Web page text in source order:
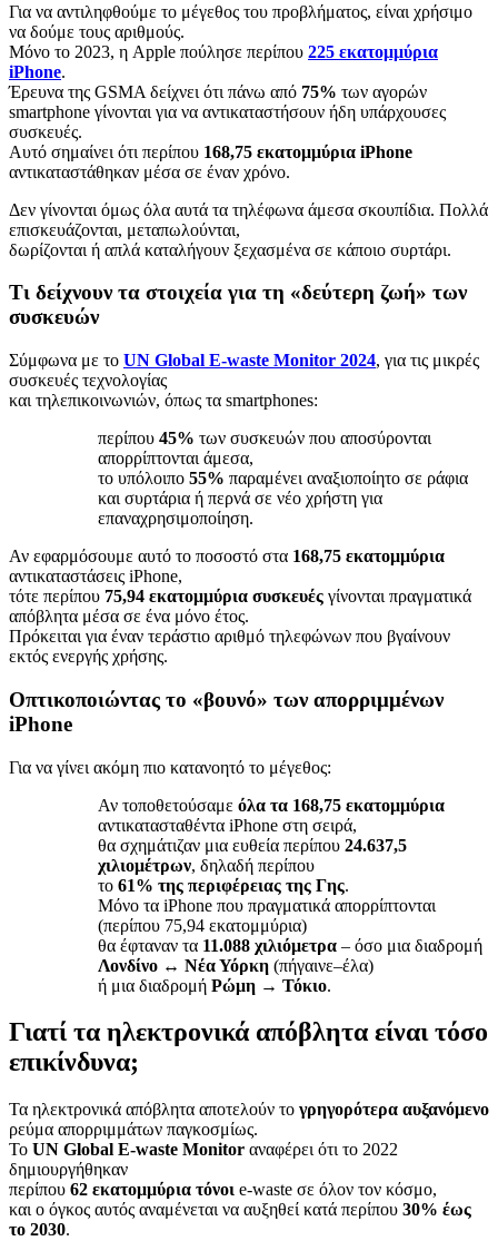
Για να αντιληφθούμε το μέγεθος του προβλήματος, είναι χρήσιμο
να δούμε τους αριθμούς.
Μόνο το 2023, η Apple πούλησε περίπου 225 εκατομμύρια
iPhone.
Έρευνα της GSMA δείχνει ότι πάνω από 75% των αγορών
smartphone γίνονται για να αντικαταστήσουν ήδη υπάρχουσες
συσκευές.
Αυτό σημαίνει ότι περίπου 168,75 εκατομμύρια iPhone
αντικαταστάθηκαν μέσα σε έναν χρόνο.
Δεν γίνονται όμως όλα αυτά τα τηλέφωνα άμεσα σκουπίδια. Πολλά
επισκευάζονται, μεταπωλούνται,
δωρίζονται ή απλά καταλήγουν ξεχασμένα σε κάποιο συρτάρι.
Τι δείχνουν τα στοιχεία για τη «δεύτερη ζωή» των
συσκευών
Σύμφωνα με το UN Global E-waste Monitor 2024, για τις μικρές
συσκευές τεχνολογίας
και τηλεπικοινωνιών, όπως τα smartphones:
περίπου 45% των συσκευών που αποσύρονται
απορρίπτονται άμεσα,
το υπόλοιπο 55% παραμένει αναξιοποίητο σε ράφια
και συρτάρια ή περνά σε νέο χρήστη για
επαναχρησιμοποίηση.
Αν εφαρμόσουμε αυτό το ποσοστό στα 168,75 εκατομμύρια
αντικαταστάσεις iPhone,
τότε περίπου 75,94 εκατομμύρια συσκευές γίνονται πραγματικά
απόβλητα μέσα σε ένα μόνο έτος.
Πρόκειται για έναν τεράστιο αριθμό τηλεφώνων που βγαίνουν
εκτός ενεργής χρήσης.
Οπτικοποιώντας το «βουνό» των απορριμμένων
iPhone
Για να γίνει ακόμη πιο κατανοητό το μέγεθος:
Αν τοποθετούσαμε όλα τα 168,75 εκατομμύρια
αντικατασταθέντα iPhone στη σειρά,
θα σχημάτιζαν μια ευθεία περίπου 24.637,5
χιλιομέτρων, δηλαδή περίπου
το 61% της περιφέρειας της Γης.
Μόνο τα iPhone που πραγματικά απορρίπτονται
(περίπου 75,94 εκατομμύρια)
θα έφταναν τα 11.088 χιλιόμετρα – όσο μια διαδρομή
Λονδίνο ↔ Νέα Υόρκη (πήγαινε–έλα)
ή μια διαδρομή Ρώμη → Τόκιο.
Γιατί τα ηλεκτρονικά απόβλητα είναι τόσο
επικίνδυνα;
Τα ηλεκτρονικά απόβλητα αποτελούν το γρηγορότερα αυξανόμενο
ρεύμα απορριμμάτων παγκοσμίως.
Το UN Global E-waste Monitor αναφέρει ότι το 2022
δημιουργήθηκαν
περίπου 62 εκατομμύρια τόνοι e-waste σε όλον τον κόσμο,
και ο όγκος αυτός αναμένεται να αυξηθεί κατά περίπου 30% έως
το 2030.